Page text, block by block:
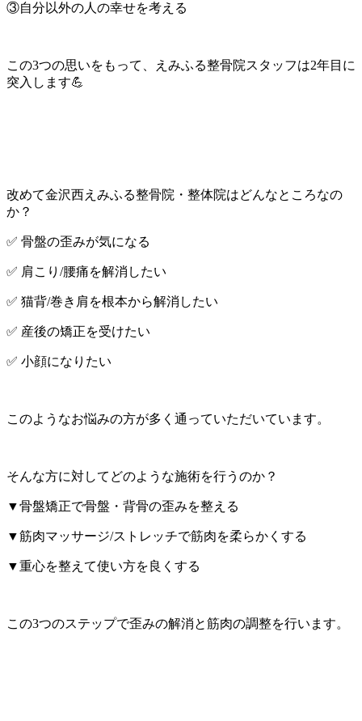
③自分以外の人の幸せを考える
この3つの思いをもって、えみふる整骨院スタッフは2年目に
突入します💪
改めて金沢西えみふる整骨院・整体院はどんなところなの
か？
✅ 骨盤の歪みが気になる
✅ 肩こり/腰痛を解消したい
✅ 猫背/巻き肩を根本から解消したい
✅ 産後の矯正を受けたい
✅ 小顔になりたい
このようなお悩みの方が多く通っていただいています。
そんな方に対してどのような施術を行うのか？
▼骨盤矯正で骨盤・背骨の歪みを整える
▼筋肉マッサージ/ストレッチで筋肉を柔らかくする
▼重心を整えて使い方を良くする
この3つのステップで歪みの解消と筋肉の調整を行います。